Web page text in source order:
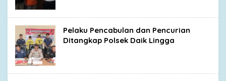
Pelaku Pencabulan dan Pencurian
Ditangkap Polsek Daik Lingga